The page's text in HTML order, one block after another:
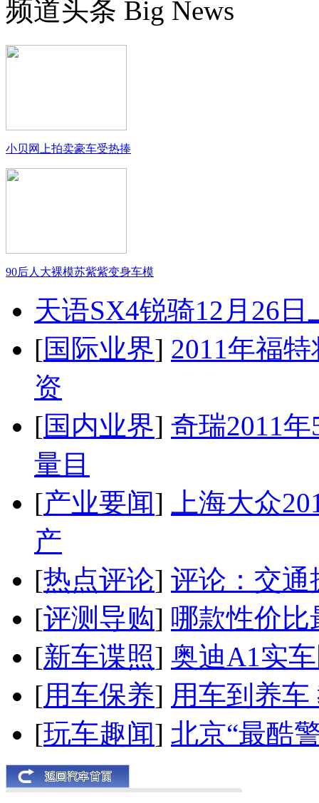
频道头条 Big News
小贝网上拍卖豪车受热捧
90后人大裸模苏紫紫变身车模
天语SX4锐骑12月26
[国际业界] 2011年福
资
[国内业界] 奇瑞2011
量目
[产业要闻]
上海大众
产
[热点评论] 评论：交通
[评测导购] 哪款性价比
[新车谍照] 奥迪A1实
[用车保养] 用车到养
[玩车趣闻] 北京“最酷